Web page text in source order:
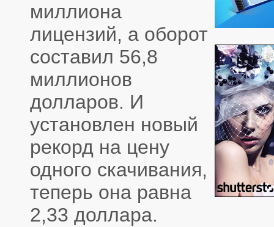
миллиона
лицензий, а оборот
составил 56,8
миллионов
долларов. И
установлен новый
рекорд на цену
одного скачивания,
теперь она равна
2,33 доллара.